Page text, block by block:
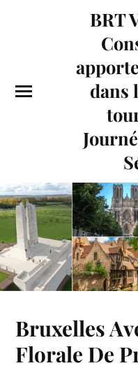
BRT
dans
Bruxelles
Florale De